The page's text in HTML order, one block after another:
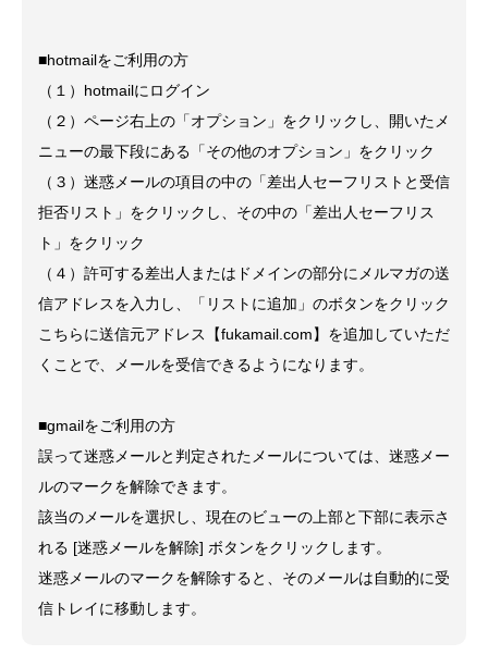
■hotmailをご利用の方
（１）hotmailにログイン
（２）ページ右上の「オプション」をクリックし、開いたメ
ニューの最下段にある「その他のオプション」をクリック
（３）迷惑メールの項目の中の「差出人セーフリストと受信
拒否リスト」をクリックし、その中の「差出人セーフリス
ト」をクリック
（４）許可する差出人またはドメインの部分にメルマガの送
信アドレスを入力し、「リストに追加」のボタンをクリック
こちらに送信元アドレス【fukamail.com】を追加していただ
くことで、メールを受信できるようになります。
■gmailをご利用の方
誤って迷惑メールと判定されたメールについては、迷惑メー
ルのマークを解除できます。
該当のメールを選択し、現在のビューの上部と下部に表示さ
れる [迷惑メールを解除] ボタンをクリックします。
迷惑メールのマークを解除すると、そのメールは自動的に受
信トレイに移動します。